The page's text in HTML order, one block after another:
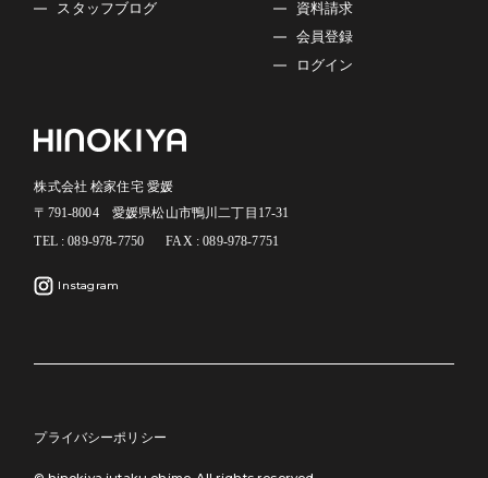
スタッフブログ
資料請求
会員登録
ログイン
株式会社 桧家住宅 愛媛
〒791-8004 愛媛県松山市鴨川二丁目17-31
TEL : 089-978-7750
FAX : 089-978-7751
Instagram
プライバシーポリシー